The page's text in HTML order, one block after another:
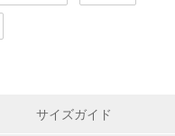
サイズガイド